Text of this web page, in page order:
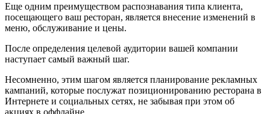
Еще одним преимуществом распознавания типа клиента,
посещающего ваш ресторан, является внесение изменений в
меню, обслуживание и цены.
После определения целевой аудитории вашей компании
наступает самый важный шаг.
Несомненно, этим шагом является планирование рекламных
кампаний, которые послужат позиционированию ресторана в
Интернете и социальных сетях, не забывая при этом об
акциях в оффлайне.